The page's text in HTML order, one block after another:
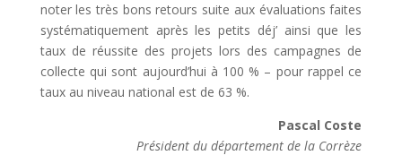
noter les très bons retours suite aux évaluations faites
systématiquement après les petits déj’ ainsi que les
taux de réussite des projets lors des campagnes de
collecte qui sont aujourd’hui à 100 % – pour rappel ce
taux au niveau national est de 63 %.
Pascal Coste
Président du département de la Corrèze